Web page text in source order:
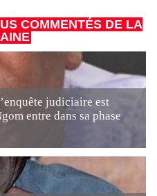
COMMENTÉS DE LA
judiciaire est
entre dans sa phase